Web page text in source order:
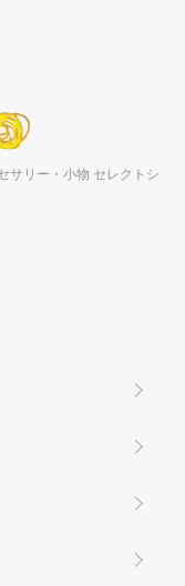
サリー・小物 セレクトシ